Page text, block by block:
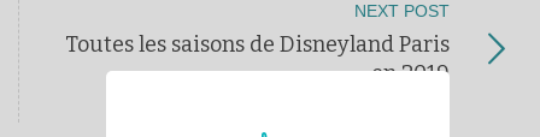
NEXT POST
Toutes les saisons de Disneyland Paris
en 2019